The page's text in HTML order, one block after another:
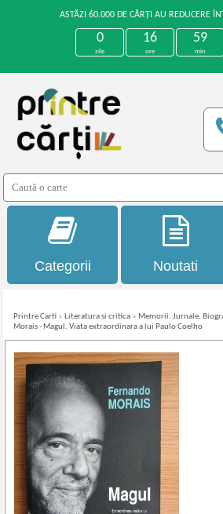
ASTĂZI 60.000 DE CĂRȚI AU REDUCERE
0
zile
16
ore
59
min
Categorii Noutati
Printre Carti » Literatura si critica » Memorii. Jurnale.
Morais - Magul. Viata extraordinara a lui Paulo Coelho